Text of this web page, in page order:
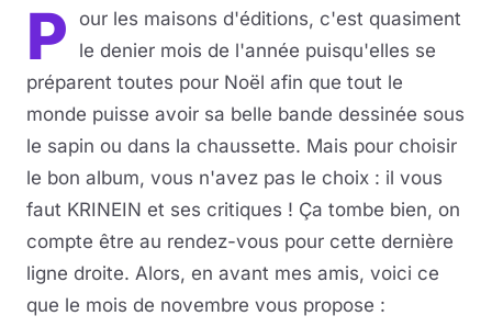
P
our les maisons d'éditions, c'est quasiment
le denier mois de l'année puisqu'elles se
préparent toutes pour Noël afin que tout le
monde puisse avoir sa belle bande dessinée sous
le sapin ou dans la chaussette. Mais pour choisir
le bon album, vous n'avez pas le choix : il vous
faut KRINEIN et ses critiques ! Ça tombe bien, on
compte être au rendez-vous pour cette dernière
ligne droite. Alors, en avant mes amis, voici ce
que le mois de novembre vous propose :